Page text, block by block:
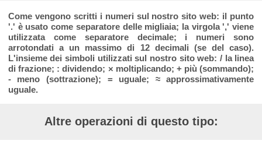
Come vengono scritti i numeri sul nostro sito web: il punto
'.' è usato come separatore delle migliaia; la virgola ',' viene
utilizzata come separatore decimale; i numeri sono
arrotondati a un massimo di 12 decimali (se del caso).
L'insieme dei simboli utilizzati sul nostro sito web: / la linea
di frazione; : dividendo; × moltiplicando; + più (sommando);
- meno (sottrazione); = uguale; ≈ approssimativamente
uguale.
Altre operazioni di questo tipo: